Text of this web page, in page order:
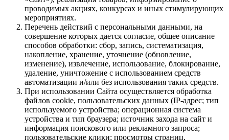
проводимых акциях, конкурсах и иных стимулирующих
мероприятиях.
Перечень действий с персональными данными, на
совершение которых дается согласие, общее описание
способов обработки: сбор, запись, систематизация,
накопление, хранение, уточнение (обновление,
изменение), извлечение, использование, блокирование,
удаление, уничтожение с использованием средств
автоматизации и/или без использования таких средств.
При использовании Сайта осуществляется обработка
файлов cookie, пользовательских данных (IP-адрес; тип
используемого устройства; операционная система
устройства и тип браузера; источник захода на сайт и
информация поискового или рекламного запроса;
пользовательские клики; просмотры страниц,